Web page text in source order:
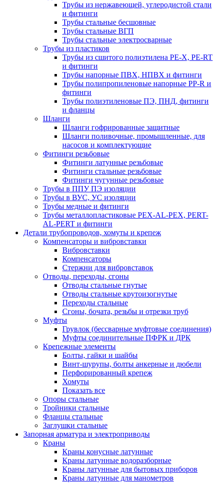
Трубы из нержавеющей, углеродистой стали
и фитинги
Трубы стальные бесшовные
Трубы стальные ВГП
Трубы стальные электросварные
Трубы из пластиков
Трубы из сшитого полиэтилена PE-X, PE-RT
и фитинги
Трубы напорные ПВХ, НПВХ и фитинги
Трубы полипропиленовые напорные PP-R и
фитинги
Трубы полиэтиленовые ПЭ, ПНД, фитинги
и фланцы
Шланги
Шланги гофрированные защитные
Шланги поливочные, промышленные, для
насосов и комплектующие
Фитинги резьбовые
Фитинги латунные резьбовые
Фитинги стальные резьбовые
Фитинги чугунные резьбовые
Трубы в ППУ ПЭ изоляции
Трубы в ВУС, УС изоляции
Трубы медные и фитинги
Трубы металлопластиковые PEX-AL-PEX, PERT-
AL-PERT и фитинги
Детали трубопроводов, хомуты и крепеж
Компенсаторы и вибровставки
Вибровставки
Компенсаторы
Стержни для вибровставок
Отводы, переходы, сгоны
Отводы стальные гнутые
Отводы стальные крутоизогнутые
Переходы стальные
Сгоны, бочата, резьбы и отрезки труб
Муфты
Грувлок (бессварные муфтовые соединения)
Муфты соединительные ПФРК и ДРК
Крепежные элементы
Болты, гайки и шайбы
Винт-шурупы, болты анкерные и дюбели
Перфорированный крепеж
Хомуты
Показать все
Опоры стальные
Тройники стальные
Фланцы стальные
Заглушки стальные
Запорная арматура и электроприводы
Краны
Краны конусные латунные
Краны латунные водоразборные
Краны латунные для бытовых приборов
Краны латунные для манометров